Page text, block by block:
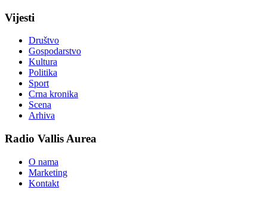
Vijesti
Društvo
Gospodarstvo
Kultura
Politika
Sport
Crna kronika
Scena
Arhiva
Radio Vallis Aurea
O nama
Marketing
Kontakt